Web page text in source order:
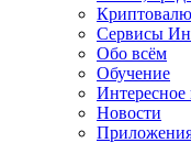
Сервисы
Обо всём
Обучение
Интересное
Новости